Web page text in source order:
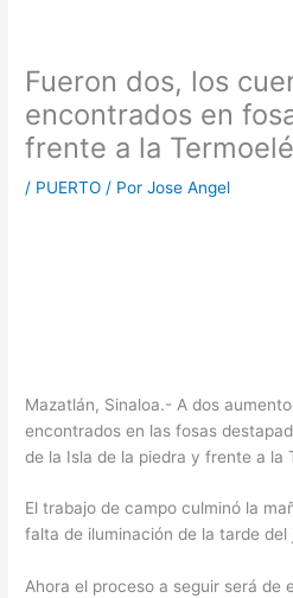
Fueron dos, los
encontrados en
frente a la
/ PUERTO / PorJose Angel
Mazatlán, Sinaloa.- A dos
encontrados en las fosas
de la Isla de la piedra y frente a la
El trabajo de campo culminó la
falta de iluminación de la tarde del
Ahora el proceso a seguir será de